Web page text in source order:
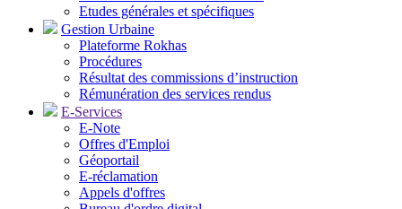
Etudes générales et spécifiques
Gestion Urbaine
Plateforme Rokhas
Procédures
Résultat des commissions d’instruction
Rémunération des services rendus
E-Services
E-Note
Offres d'Emploi
Géoportail
E-réclamation
Appels d'offres